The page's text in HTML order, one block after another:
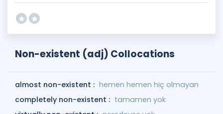
Non-existent (adj) Collocations
almost non-existent : hemen hemen hiç olmayan
completely non-existent : tamamen yok